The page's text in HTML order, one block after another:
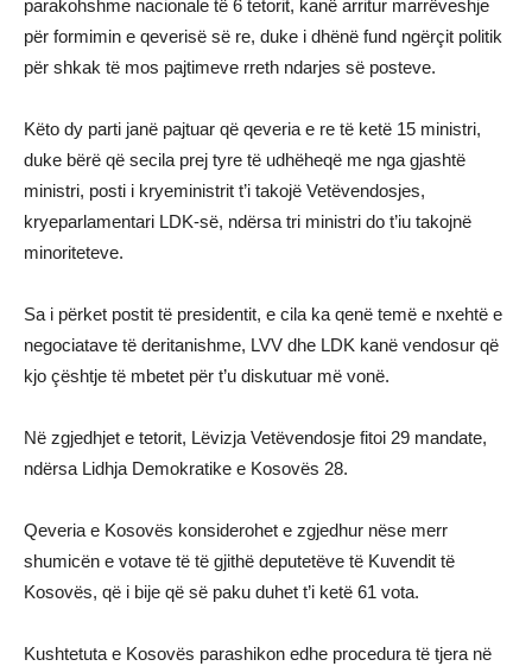
parakohshme nacionale të 6 tetorit, kanë arritur marrëveshje
për formimin e qeverisë së re, duke i dhënë fund ngërçit politik
për shkak të mos pajtimeve rreth ndarjes së posteve.
Këto dy parti janë pajtuar që qeveria e re të ketë 15 ministri,
duke bërë që secila prej tyre të udhëheqë me nga gjashtë
ministri, posti i kryeministrit t’i takojë Vetëvendosjes,
kryeparlamentari LDK-së, ndërsa tri ministri do t’iu takojnë
minoriteteve.
Sa i përket postit të presidentit, e cila ka qenë temë e nxehtë e
negociatave të deritanishme, LVV dhe LDK kanë vendosur që
kjo çështje të mbetet për t’u diskutuar më vonë.
Në zgjedhjet e tetorit, Lëvizja Vetëvendosje fitoi 29 mandate,
ndërsa Lidhja Demokratike e Kosovës 28.
Qeveria e Kosovës konsiderohet e zgjedhur nëse merr
shumicën e votave të të gjithë deputetëve të Kuvendit të
Kosovës, që i bije që së paku duhet t’i ketë 61 vota.
Kushtetuta e Kosovës parashikon edhe procedura të tjera në